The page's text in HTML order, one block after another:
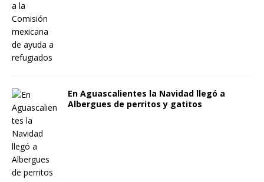
En Aguascalientes la Navidad llegó a
Albergues de perritos y gatitos